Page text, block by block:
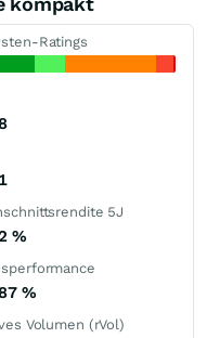
Ratings
5J
%
%
Volumen (rVol)